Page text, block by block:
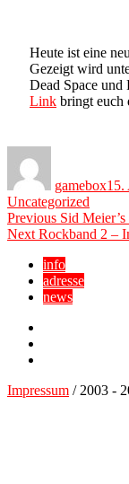
Heute ist eine
Gezeigt wird
Dead Space
Link bringt euch
gamebox15.
Uncategorized
Previous Previous
post:
Sid
Next Next
Rockband 2 –
info
adresse
news
Impressum / 2003 -